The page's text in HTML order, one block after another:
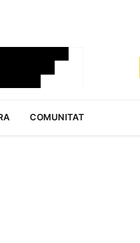
COMUNITAT